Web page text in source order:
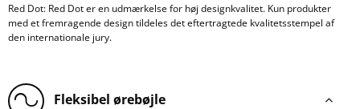
Red Dot: Red Dot er en udmærkelse for høj designkvalitet. Kun produkter
med et fremragende design tildeles det eftertragtede kvalitetsstempel af
den internationale jury.
Fleksibel ørebøjle